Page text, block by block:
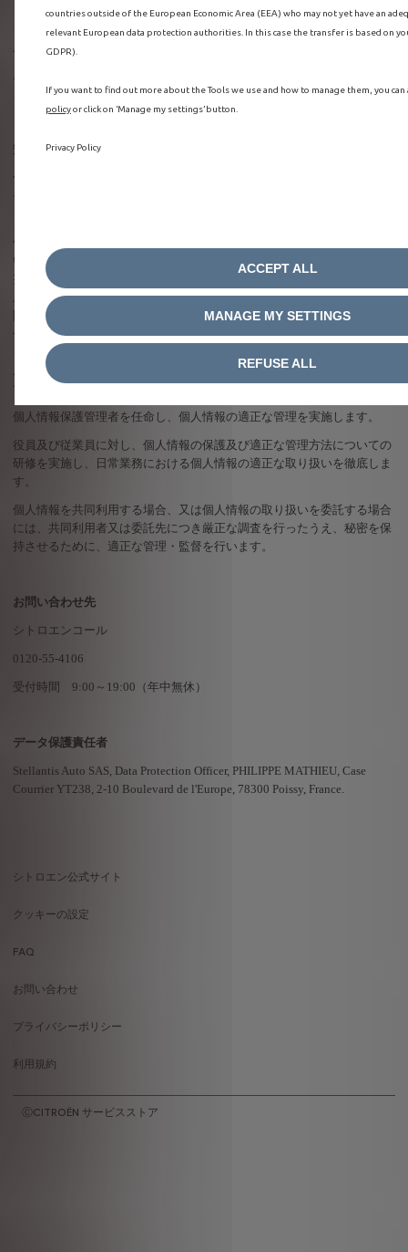
※代理人の方からの請求をご希望される場合の手続きに関しましては、
上記の該当する窓口に直接お問い合わせください。
ユーザーの個人情報は、責任ある管理者である当社によりいつでも更新
されます（住所の変更など）。
安全管理措置について
個人情報の紛失、破壊、改ざん及び漏えい等を防止するため、不正アク
セス、コンピューターウィルス等に対する適正な情報セキュリティ対策
個人情報を送信する際には、
いた通信内容の暗号化、その他合理的な範囲内でのセキュリティ強化に
努めます。しかしながら、インターネットを利用したサービスの特性
上、お客様が個人情報を送信されてから、当社のサーバーに格納される
間の通信上の安全性ならびに確実性は、当社では保証することができま
せん。また、当社に故意または重大な過失のない第三者の違法行為によ
る情報の漏洩については、当社は責任を負いかねます。そのような通信
上のリスクをご理解、ご承諾の上、サービスのご利用をお願いいたしま
個人情報保護管理者を任命し、個人情報の適正な管理を実施します。
役員及び従業員に対し、個人情報の保護及び適正な管理方法についての
研修を実施し、日常業務における個人情報の適正な取り扱いを徹底しま
す。
個人情報を共同利用する場合、又は個人情報の取り扱いを委託する場合
には、共同利用者又は委託先につき厳正な調査を行ったうえ、秘密を保
持させるために、適正な管理・監督を行います。
お問い合わせ先
シトロエンコール
0120-55-4106
受付時間 9:00 ～ 19:00 （年中無休 ）
データ保護責任者
Stellantis Auto SAS, Data Protection Officer, PHILIPPE MATHIEU, Case
Courrier YT238, 2-10 Boulevard de l'Europe, 78300 Poissy, France.
Footer
menu
シトロエン公式サイト
クッキーの設定
FAQ
お問い合わせ
プライバシーポリシー
利用規約
ⒸCITROËN サービスストア
countries outside of the European Economic Area (EEA) who may not yet have an
relevant European data protection authorities. In this case the transfer is based on
GDPR).
If you want to find out more about the Tools we use and how to manage them, you can
policyor click on ‘Manage my settings’ button.
Privacy Policy
MANAGE MY SETTINGS
ACCEPT ALL
REFUSE ALL